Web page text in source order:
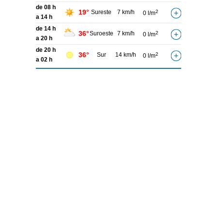
de 08 h
a 14 h
19° Sureste 7 km/h 0 l/m2
de 14 h
a 20 h
36°Suroeste 7 km/h 0 l/m2
de 20 h
a 02 h
36° Sur 14 km/h 0 l/m2